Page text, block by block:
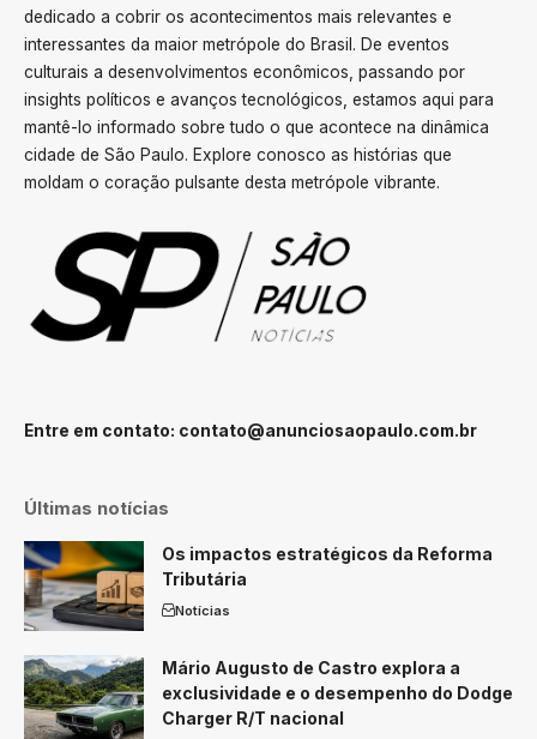
dedicado a cobrir os acontecimentos mais relevantes e
interessantes da maior metrópole do Brasil. De eventos
culturais a desenvolvimentos econômicos, passando por
insights políticos e avanços tecnológicos, estamos aqui para
mantê-lo informado sobre tudo o que acontece na dinâmica
cidade de São Paulo. Explore conosco as histórias que
moldam o coração pulsante desta metrópole vibrante.
Entre em contato: contato@anunciosaopaulo.com.br
Últimas notícias
Os impactos estratégicos da Reforma
Tributária
Notícias
Mário Augusto de Castro explora a
exclusividade e o desempenho do Dodge
Charger R/T nacional